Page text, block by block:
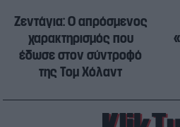
Ζεντάγια: Ο απρόσμενος
χαρακτηρισμός που
έδωσε στον σύντροφό
της Τομ Χόλαντ